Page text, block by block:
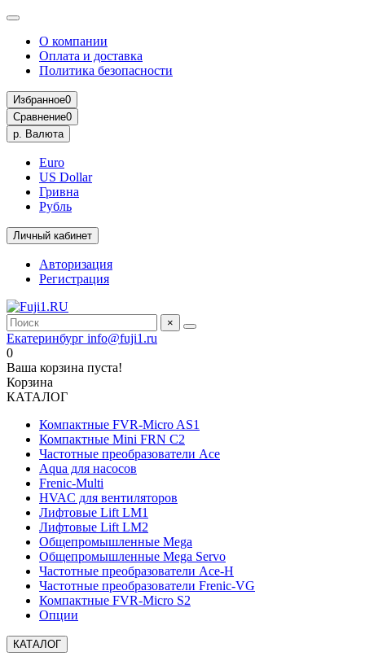
О компании
Оплата и доставка
Политика безопасности
Избранное0
Сравнение0
р. Валюта
Euro
US Dollar
Гривна
Рубль
Личный кабинет
Авторизация
Регистрация
×
Екатеринбург info@fuji1.ru
0
Ваша корзина пуста!
Корзина
КАТАЛОГ
Компактные FVR-Micro AS1
Компактные Mini FRN C2
Частотные преобразователи Ace
Aqua для насосов
Frenic-Multi
HVAC для вентиляторов
Лифтовые Lift LM1
Лифтовые Lift LM2
Общепромышленные Mega
Общепромышленные Mega Servo
Частотные преобразователи Ace-H
Частотные преобразователи Frenic-VG
Компактные FVR-Micro S2
Опции
КАТАЛОГ